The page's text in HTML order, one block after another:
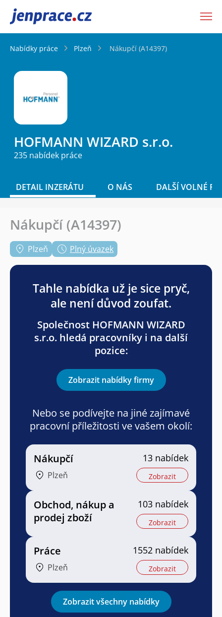
JenPráce.cz
Nabídky práce Plzeň Nákupčí (A14397)
HOFMANN WIZARD s.r.o.
235 nabídek práce
DETAIL INZERÁTU O NÁS DALŠÍ VOLNÉ
Nákupčí (A14397)
Plzeň Plný úvazek
Tahle nabídka už je sice pryč,
ale není důvod zoufat.
Společnost HOFMANN WIZARD
s.r.o. hledá pracovníky i na další
pozice:
Zobrazit nabídky firmy
Nebo se podívejte na jiné zajímavé
pracovní příležitosti ve vašem okolí:
Nákupčí
Plzeň
13 nabídek
Zobrazit
Obchod, nákup a
prodej zboží
103 nabídek
Zobrazit
Práce
Plzeň
1552 nabídek
Zobrazit
Zobrazit všechny nabídky